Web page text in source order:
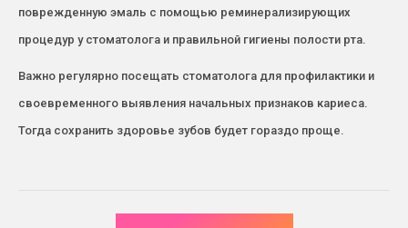
поврежденную эмаль с помощью реминерализирующих
процедур у стоматолога и правильной гигиены полости рта.
Важно регулярно посещать стоматолога для профилактики и
своевременного выявления начальных признаков кариеса.
Тогда сохранить здоровье зубов будет гораздо проще.